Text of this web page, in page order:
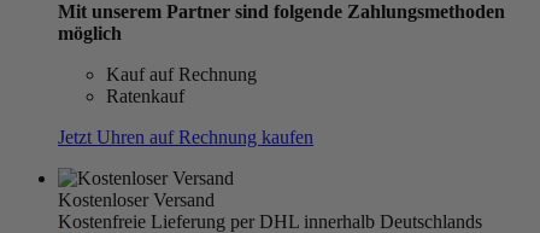
Mit unserem Partner sind folgende Zahlungsmethoden
möglich
Kauf auf Rechnung
Ratenkauf
Jetzt Uhren auf Rechnung kaufen
Kostenloser Versand
Kostenfreie Lieferung per DHL innerhalb Deutschlands